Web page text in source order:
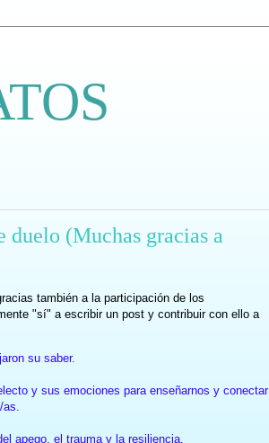
duelo (Muchas gracias a
también a la participación de los
"sí" a escribir un post y contribuir con ello a
su saber.
y sus emociones para enseñarnos y conectar
apego, el trauma y la resiliencia.